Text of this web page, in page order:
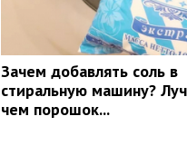
Зачем добавлять соль в
стиральную машину?
чем порошок...